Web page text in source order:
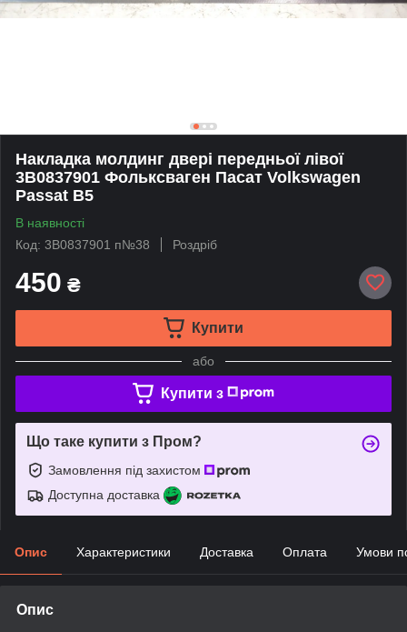
Накладка молдинг двері передньої лівої
3B0837901 Фольксваген Пасат Volkswagen
Passat B5
В наявності
Код: 3B0837901 п№38
Роздріб
450 ₴
Купити
або
Купити з
Що таке купити з Пром?
Замовлення під захистом
Доступна доставка
Опис Характеристики Доставка Оплата Умови
Опис